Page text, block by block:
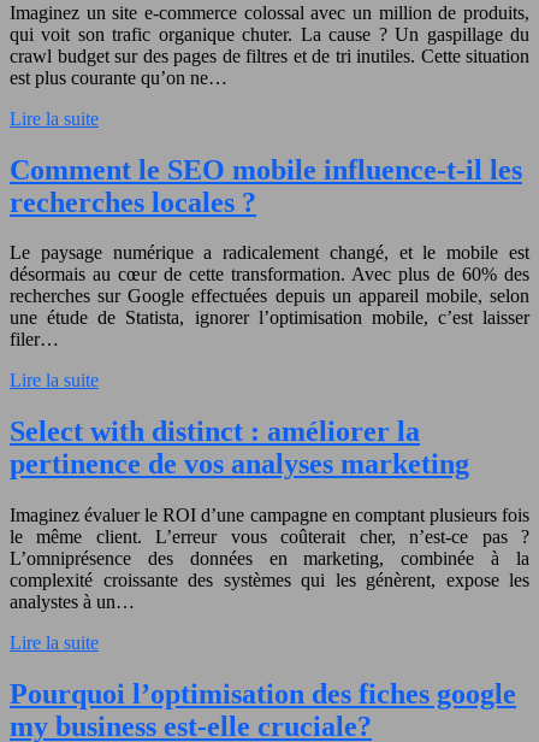
Imaginez un site e-commerce colossal avec un million de produits,
qui voit son trafic organique chuter. La cause ? Un gaspillage du
crawl budget sur des pages de filtres et de tri inutiles. Cette situation
est plus courante qu’on ne…
Lire la suite
Comment le SEO mobile influence-t-il les
recherches locales ?
Le paysage numérique a radicalement changé, et le mobile est
désormais au cœur de cette transformation. Avec plus de 60% des
recherches sur Google effectuées depuis un appareil mobile, selon
une étude de Statista, ignorer l’optimisation mobile, c’est laisser
filer…
Lire la suite
Select with distinct : améliorer la
pertinence de vos analyses marketing
Imaginez évaluer le ROI d’une campagne en comptant plusieurs fois
le même client. L’erreur vous coûterait cher, n’est-ce pas ?
L’omniprésence des données en marketing, combinée à la
complexité croissante des systèmes qui les génèrent, expose les
analystes à un…
Lire la suite
Pourquoi l’optimisation des fiches google
my business est-elle cruciale?